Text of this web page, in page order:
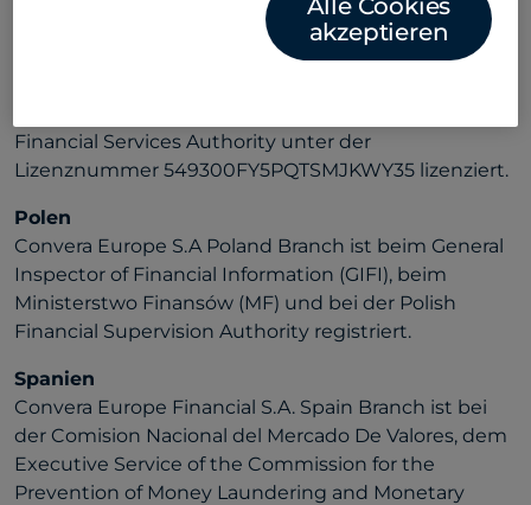
Lizenz gilt für alle unsere europäischen
Financial Services Authority unter der
Lizenznummer 549300FY5PQTSMJKWY35 lizenziert.
Polen
Convera Europe S.A Poland Branch ist beim General
Inspector of Financial Information (GIFI), beim
Ministerstwo Finansów (MF) und bei der Polish
Financial Supervision Authority registriert.
Spanien
Convera Europe Financial S.A. Spain Branch ist bei
der Comision Nacional del Mercado De Valores, dem
Executive Service of the Commission for the
Prevention of Money Laundering and Monetary
Alle Cookies
akzeptieren